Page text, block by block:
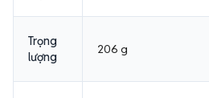
Trọng
lượng
206 g